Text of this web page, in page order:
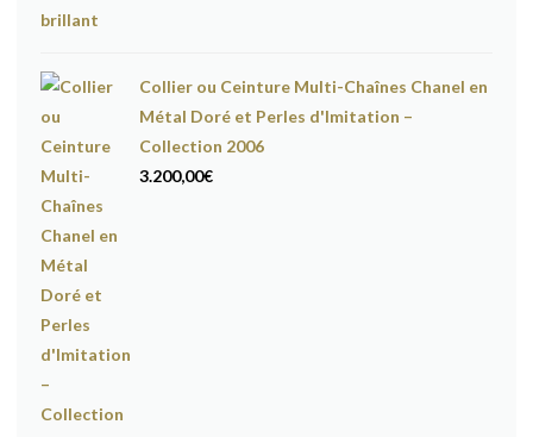
Collier ou Ceinture Multi-Chaînes Chanel en
Métal Doré et Perles d'Imitation –
Collection 2006
3.200,00€